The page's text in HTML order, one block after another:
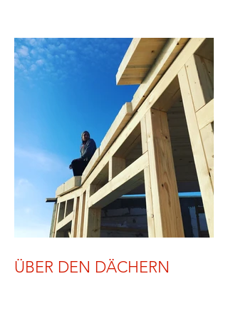
ÜBER DEN DÄCHERN